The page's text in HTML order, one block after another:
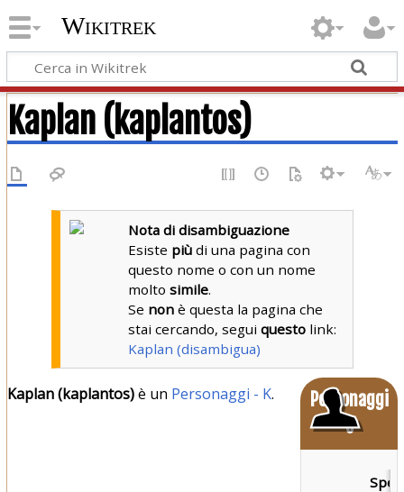
Wikitrek
Kaplan (kaplantos)
Nota di disambiguazione
Esiste più di una pagina con
questo nome o con un nome
moltosimile.
Se non è questa la pagina che
stai cercando, seguiquesto link:
Kaplan (disambigua)
Personaggi
o
Kaplan (kaplantos)è un Personaggi - K.